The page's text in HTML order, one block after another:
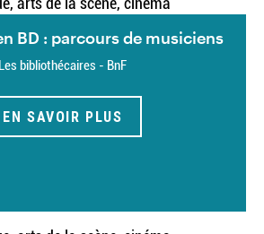
BD : parcours de musiciens
Les bibliothécaires - BnF
EN SAVOIR PLUS